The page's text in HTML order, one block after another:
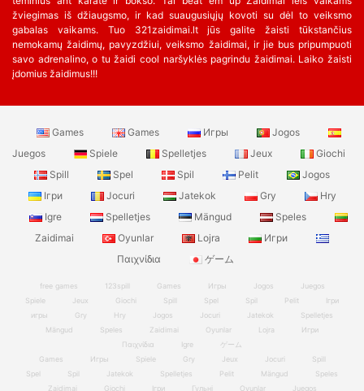
žviegimas iš džiaugsmo, ir kad suaugusiųjų kovoti su dėl to veiksmo
gabalas vaikams. Tuo 321zaidimai.lt jūs galite žaisti tūkstančius
nemokamų žaidimų, pavyzdžiui, veiksmo žaidimai, ir jie bus pripumpuoti
savo adrenalino, o tu žaidi cool naršyklės pagrindu žaidimai. Laiko žaisti
įdomius žaidimus!!!
Games Games Игры
Jogos
Juegos
Spiele Spelletjes Jeux
Giochi
Spill
Spel Spil Pelit
Jogos
Ігри
Jocuri Jatekok Gry
Hry
Igre
Spelletjes Mängud
Speles
Zaidimai
Oyunlar Lojra
Игри
Παιχνίδια
ゲーム
free games 123spill Games Игры Jogos
Juegos
Spiele
Jeux Giochi Spill Spel Spil Pelit
Ігри
игры
Gry Hry Jogos Jocuri Jatekok
Spelletjes
Mängud
Speles Zaidimai Oyunlar Lojra
Игри
Παιχνίδια
Igre
ゲーム
Games
Игры Spiele Gry Jeux Jocuri
Spill
Spel
Spil Jatekok Spelletjes Pelit Mängud
Speles
Zaidimai
Giochi Ігри Гульні Oyunlar Juegos